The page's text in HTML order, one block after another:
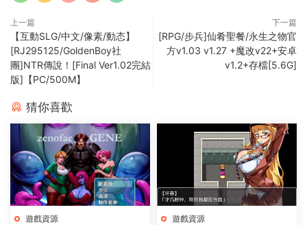
上一篇
【互動SLG/中文/像素/動态】
[RJ295125/GoldenBoy社
團]NTR傳說！[Final Ver1.02完結
版]【PC/500M】
下一篇
[RPG/步兵]仙肴聖餐/永生之物官
方v1.03 v1.27 +魔改v22+安卓
v1.2+存檔[5.6G]
猜你喜歡
遊戲資源 遊戲資源